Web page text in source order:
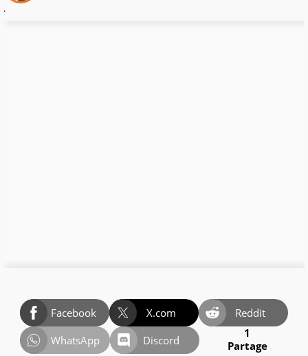
.
Facebook X.com
Reddit
WhatsApp
Discord
1
Partage